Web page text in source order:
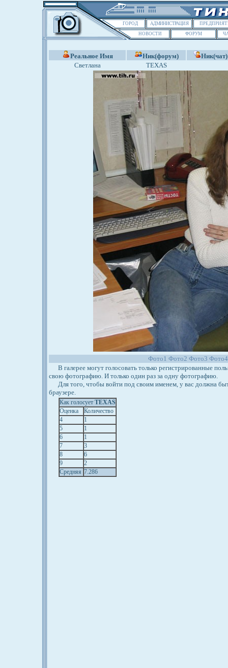
ГОРОД АДМИНИСТРАЦИЯ
НОВОСТИ
ФОРУМ
Реальное Имя Ник(форум)
Ник(чат)
Светлана
TEXAS
Фото1 Фото2 Фото3
В галерее могут голосовать только регистрированные
свою фотографию. И только один раз за одну фотографию.
Для того, чтобы войти под своим именем, у вас должна
браузере.
Как голосует TEXAS
Оценка
Количество
4
1
5
1
6
1
7
3
8
6
9
2
Средняя 7.286